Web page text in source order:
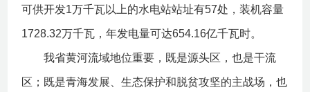
可供开发1万千瓦以上的水电站站址有57处，装机容量
1728.32万千瓦，年发电量可达654.16亿千瓦时。
我省黄河流域地位重要，既是源头区，也是干流
区；既是青海发展、生态保护和脱贫攻坚的主战场，也